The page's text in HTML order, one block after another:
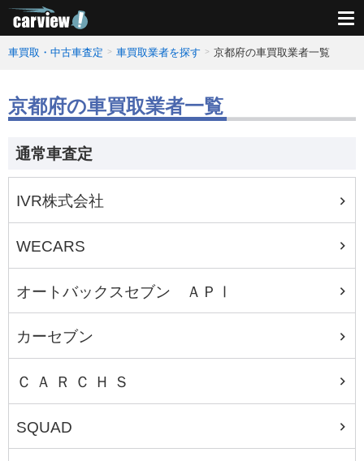
車買取・中古車査定 車買取業者を探す 京都府の車買取業者一覧
京都府の車買取業者一覧
通常車査定
IVR株式会社
WECARS
オートバックスセブン ＡＰⅠ
カーセブン
Ｃ Ａ Ｒ Ｃ Ｈ Ｓ
SQUAD